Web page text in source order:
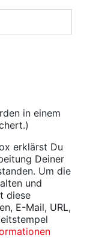
in einem
erklärst Du
Deiner
Um die
und
diese
E-Mail, URL,